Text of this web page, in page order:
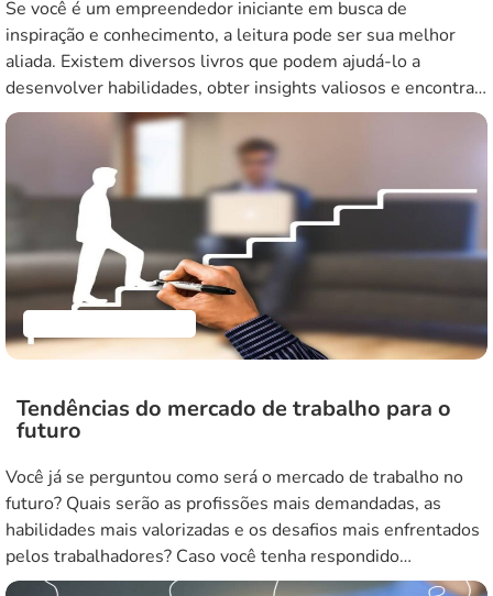
Se você é um empreendedor iniciante em busca de
inspiração e conhecimento, a leitura pode ser sua melhor
aliada. Existem diversos livros que podem ajudá-lo a
desenvolver habilidades, obter insights valiosos e encontrar
novas abordagens para o sucesso nos negócios. Neste
artigo, vamos explorar cinco dos melhores livros para
empreendedores iniciantes. Vamos mergulhar nessas obras
[…]
Tendências do mercado de trabalho para o
futuro
Você já se perguntou como será o mercado de trabalho no
futuro? Quais serão as profissões mais demandadas, as
habilidades mais valorizadas e os desafios mais enfrentados
pelos trabalhadores? Caso você tenha respondido
afirmativamente a alguma dessas questões, é fundamental